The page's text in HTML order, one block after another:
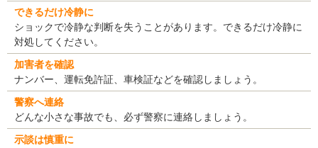
できるだけ冷静に
ショックで冷静な判断を失うことがあります。できるだけ冷静に
対処してください。
加害者を確認
ナンバー、運転免許証、車検証などを確認しましょう。
警察へ連絡
どんな小さな事故でも、必ず警察に連絡しましょう。
示談は慎重に